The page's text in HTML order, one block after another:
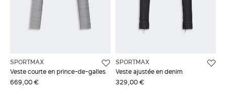
SPORTMAX
Veste courte en prince-de-galles
669,00 €
SPORTMAX
Veste ajustée en denim
329,00 €